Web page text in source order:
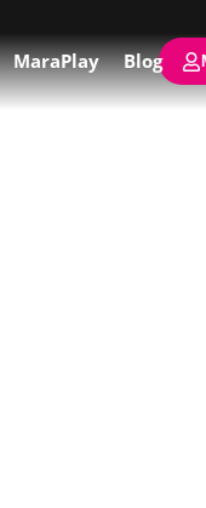
MaraPlay Blog